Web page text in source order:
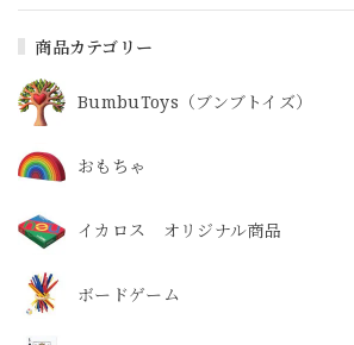
商品カテゴリー
BumbuToys（ブンブトイズ）
おもちゃ
イカロス オリジナル商品
ボードゲーム